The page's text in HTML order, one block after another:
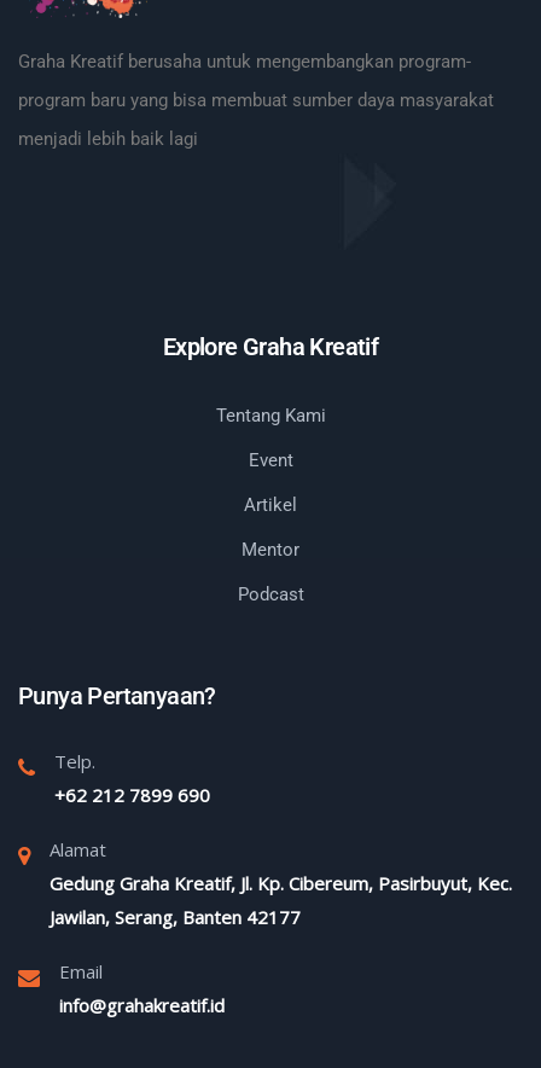
Graha Kreatif berusaha untuk mengembangkan program-
program baru yang bisa membuat sumber daya masyarakat
menjadi lebih baik lagi
Explore Graha Kreatif
Tentang Kami
Event
Artikel
Mentor
Podcast
Punya Pertanyaan?
Telp.
+62 212 7899 690
Alamat
Gedung Graha Kreatif, Jl. Kp. Cibereum, Pasirbuyut, Kec.
Jawilan, Serang, Banten 42177
Email
info@grahakreatif.id